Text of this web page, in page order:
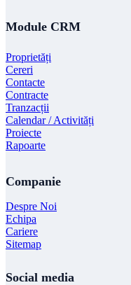
Module CRM
Proprietăți
Cereri
Contacte
Contracte
Tranzacții
Calendar / Activități
Proiecte
Rapoarte
Companie
Despre Noi
Echipa
Cariere
Sitemap
Social media